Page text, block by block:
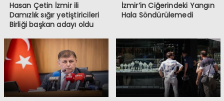
Hasan Çetin İzmir ili
Damızlık sığır yetiştiricileri
Birliği başkan adayı oldu
İzmir’in Ciğerindeki Yangın
Hala Söndürülemedi